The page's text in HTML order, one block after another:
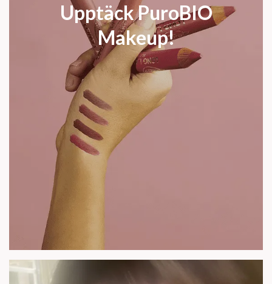
Upptäck PuroBIO
Makeup!